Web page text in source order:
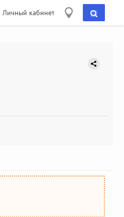
Личный кабинет